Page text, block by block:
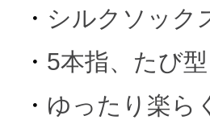
・ シルクソック
・ 5本指、たび型
・ ゆったり楽